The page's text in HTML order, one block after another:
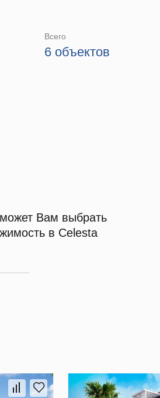
Всего
6 объектов
Вам выбрать
в Celesta